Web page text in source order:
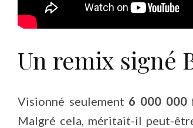
Un remix signé
Visionné seulement 6 000 000
Malgré cela, méritait-il peut-